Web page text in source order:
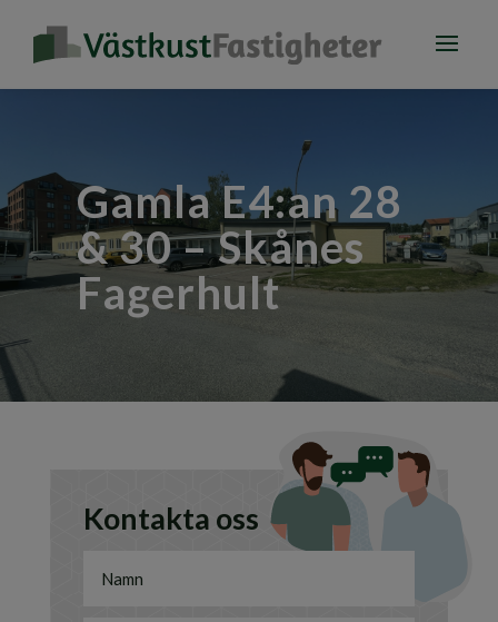
Gamla E4:an 28
& 30 – Skånes
Fagerhult
Kontakta oss